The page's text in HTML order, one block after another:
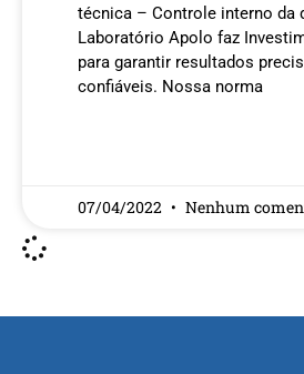
técnica – Controle interno da
Laboratório Apolo faz
para garantir resultados
confiáveis. Nossa norma
07/04/2022 Nenhum